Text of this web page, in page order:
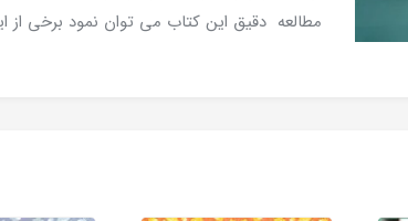
مطالعه دقیق این کتاب می توان نمود برخی از